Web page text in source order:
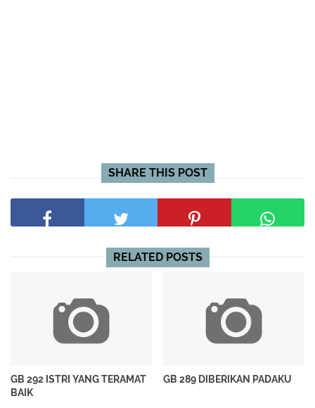
SHARE THIS POST
RELATED POSTS
GB 292 ISTRI YANG TERAMAT
BAIK
GB 289 DIBERIKAN PADAKU